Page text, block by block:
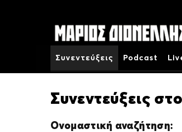
Συνεντεύξεις Podcast
Συνεντεύξεις
Ονομαστική αναζήτηση: